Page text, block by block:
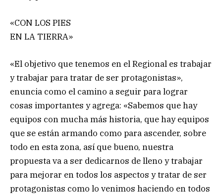
«CON LOS PIES
EN LA TIERRA»
«El objetivo que tenemos en el Regional es trabajar
y trabajar para tratar de ser protagonistas»,
enuncia como el camino a seguir para lograr
cosas importantes y agrega: «Sabemos que hay
equipos con mucha más historia, que hay equipos
que se están armando como para ascender, sobre
todo en esta zona, así que bueno, nuestra
propuesta va a ser dedicarnos de lleno y trabajar
para mejorar en todos los aspectos y tratar de ser
protagonistas como lo venimos haciendo en todos